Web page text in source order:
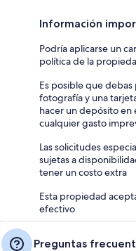
Información
Podría aplicarse un
política de la
Es posible que
fotografía y una
hacer un depósito
cualquier gasto
Las solicitudes
sujetas a
tener un costo extra
Esta propiedad
efectivo
Preguntas